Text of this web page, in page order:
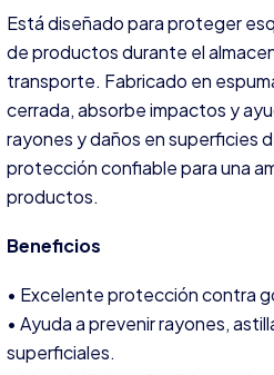
Está diseñado para proteger
de productos durante el
transporte. Fabricado en
cerrada, absorbe impactos y
rayones y daños en superficies
protección confiable para una
productos.
Beneficios
• Excelente protección contra
• Ayuda a prevenir rayones,
superficiales.